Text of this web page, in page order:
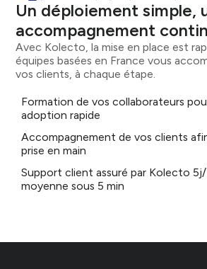
Un déploiement simple,
accompagnement
Avec Kolecto, la mise en place est
équipes basées en France vous
vos clients, à chaque étape.
Formation de vos collaborateurs
adoption rapide
Accompagnement de vos clients
prise en main
Support client assuré par Kolecto
moyenne sous 5 min